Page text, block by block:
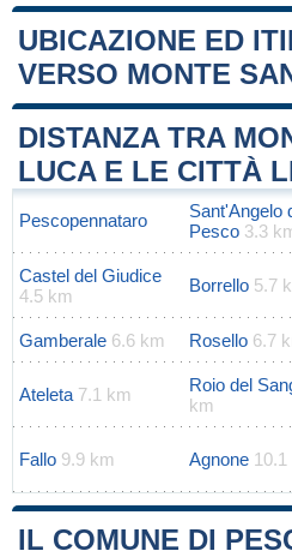
UBICAZIONE ED
VERSO MONTE
+
−
Leaflet|Map
DISTANZA TRA
LUCA E LE CITTÀ
Pescopennataro
Sant'Angelo
Pesco 3.3
Castel del Giudice
4.5 km
Borrello 5.7
Gamberale 6.6 km Rosello 6.7
Ateleta 7.1 km Roio del
km
Fallo 9.9 km Agnone
IL COMUNE DI